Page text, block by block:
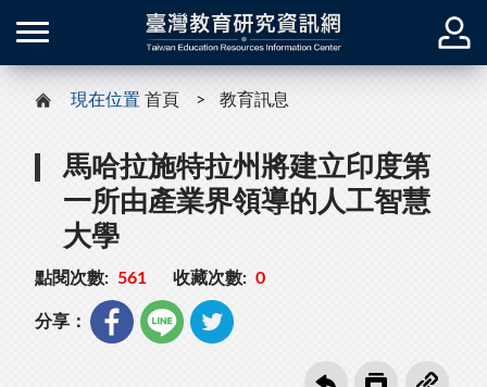
現在位置 首頁 教育訊息
馬哈拉施特拉州將建立印度第
一所由產業界領導的人工智慧
大學
點閱次數: 561 收藏次數: 0
分享：